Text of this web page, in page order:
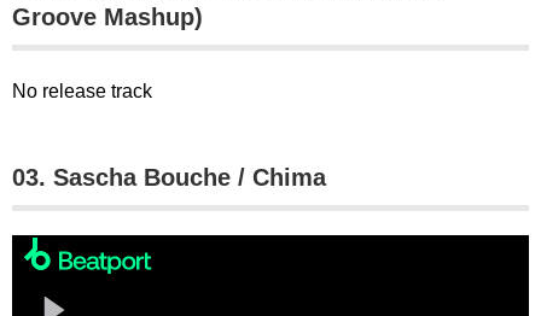
Groove Mashup)
No release track
03. Sascha Bouche / Chima